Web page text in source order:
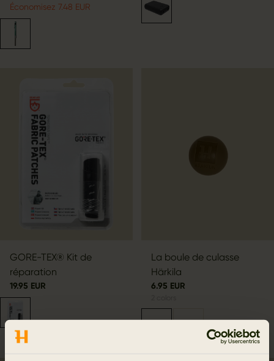
Économisez 7.48 EUR
GORE-TEX® Kit de
réparation
19.95 EUR
La boule de culasse
Härkila
6.95 EUR